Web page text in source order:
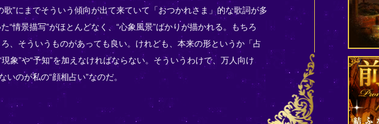
歌”にまでそういう傾向が出て来ていて「おつかれさま」的な歌詞が多
“情景描写”がほとんどなく、“心象風景”ばかりが描かれる。もちろ
、そういうものがあっても良い。けれども、本来の形というか「占
象”や“予知”を加えなければならない。そういうわけで、万人向け
いのが私の“顔相占い”なのだ。